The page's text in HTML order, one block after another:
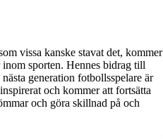
vissa kanske stavat det, kommer
sporten. Hennes bidrag till
generation fotbollsspelare är
och kommer att fortsätta
och göra skillnad på och